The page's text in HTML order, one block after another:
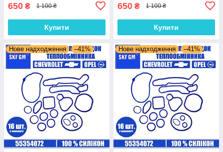
650 ₴ 1 100 ₴
Купити
650 ₴ 1 100 ₴
Купити
Нове надходження –41% Нове надходження –41%